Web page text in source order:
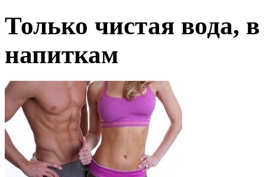
Только чистая вода,
напиткам